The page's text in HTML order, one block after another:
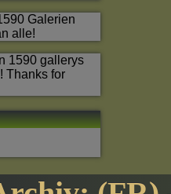
Galerien
alle!
1590 gallerys
Thanks for